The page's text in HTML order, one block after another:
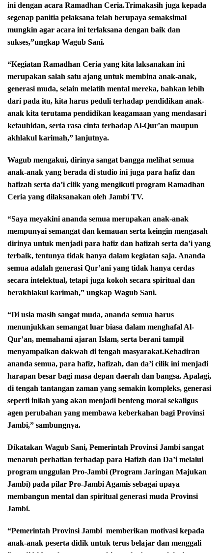
ini dengan acara Ramadhan Ceria.Trimakasih juga kepada
segenap panitia pelaksana telah berupaya semaksimal
mungkin agar acara ini terlaksana dengan baik dan
sukses,”ungkap Wagub Sani.
“Kegiatan Ramadhan Ceria yang kita laksanakan ini
merupakan salah satu ajang untuk membina anak-anak,
generasi muda, selain melatih mental mereka, bahkan lebih
dari pada itu, kita harus peduli terhadap pendidikan anak-
anak kita terutama pendidikan keagamaan yang mendasari
ketauhidan, serta rasa cinta terhadap Al-Qur’an maupun
akhlakul karimah,” lanjutnya.
Wagub mengakui, dirinya sangat bangga melihat semua
anak-anak yang berada di studio ini juga para hafiz dan
hafizah serta da’i cilik yang mengikuti program Ramadhan
Ceria yang dilaksanakan oleh Jambi TV.
“Saya meyakini ananda semua merupakan anak-anak
mempunyai semangat dan kemauan serta keingin mengasah
dirinya untuk menjadi para hafiz dan hafizah serta da’i yang
terbaik, tentunya tidak hanya dalam kegiatan saja. Ananda
semua adalah generasi Qur’ani yang tidak hanya cerdas
secara intelektual, tetapi juga kokoh secara spiritual dan
berakhlakul karimah,” ungkap Wagub Sani.
“Di usia masih sangat muda, ananda semua harus
menunjukkan semangat luar biasa dalam menghafal Al-
Qur’an, memahami ajaran Islam, serta berani tampil
menyampaikan dakwah di tengah masyarakat.Kehadiran
ananda semua, para hafiz, hafizah, dan da’i cilik ini menjadi
harapan besar bagi masa depan daerah dan bangsa. Apalagi,
di tengah tantangan zaman yang semakin kompleks, generasi
seperti inilah yang akan menjadi benteng moral sekaligus
agen perubahan yang membawa keberkahan bagi Provinsi
Jambi,” sambungnya.
Dikatakan Wagub Sani, Pemerintah Provinsi Jambi sangat
menaruh perhatian terhadap para Hafizh dan Da’i melalui
program unggulan Pro-Jambi (Program Jaringan Majukan
Jambi) pada pilar Pro-Jambi Agamis sebagai upaya
membangun mental dan spiritual generasi muda Provinsi
Jambi.
“Pemerintah Provinsi Jambi memberikan motivasi kepada
anak-anak peserta didik untuk terus belajar dan menggali